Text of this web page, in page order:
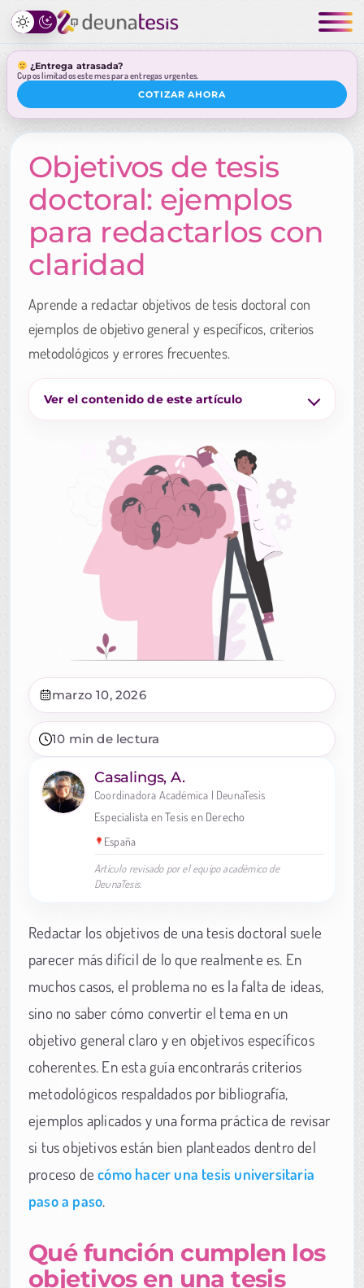
¿Entrega atrasada?
Cupos limitados este mes para entregas urgentes.
COTIZAR AHORA
Objetivos de tesis
doctoral: ejemplos
para redactarlos con
claridad
Aprende a redactar objetivos de tesis doctoral con
ejemplos de objetivo general y específicos, criterios
metodológicos y errores frecuentes.
Ver el contenido de este artículo
marzo 10, 2026
10 min de lectura
Casalings, A.
Coordinadora Académica | DeunaTesis
Especialista en Tesis en Derecho
España
Artículo revisado por el equipo académico de
DeunaTesis.
Redactar los objetivos de una tesis doctoral suele
parecer más difícil de lo que realmente es. En
muchos casos, el problema no es la falta de ideas,
sino no saber cómo convertir el tema en un
objetivo general claro y en objetivos específicos
coherentes. En esta guía encontrarás criterios
metodológicos respaldados por bibliografía,
ejemplos aplicados y una forma práctica de revisar
si tus objetivos están bien planteados dentro del
proceso decómo hacer una tesis universitaria
paso a paso.
Qué función cumplen los
objetivos en una tesis